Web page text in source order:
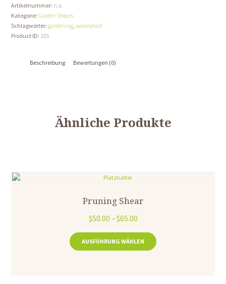
Cutter
Menge
Artikelnummer: n.a.
Kategorie:Garden Shears
Schlagwörter:gardening,waterproof
Product ID: 155
Beschreibung Bewertungen (0)
Ähnliche Produkte
Pruning Shear
$50.00 –$65.00
AUSFÜHRUNG WÄHLEN